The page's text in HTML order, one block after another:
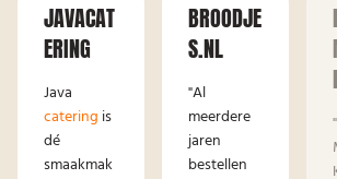
JAVACAT
ERING
Java
catering is
dé
smaakmak
BROODJE
S.NL
"Al
meerdere
jaren
bestellen